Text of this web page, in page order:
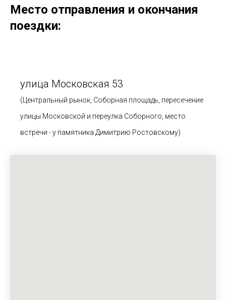
Место отправления и окончания
поездки:
улица Московская 53
(Центральный рынок, Соборная площадь, пересечение
улицы Московской и переулка Соборного, место
встречи - у памятника Димитрию Ростовскому)